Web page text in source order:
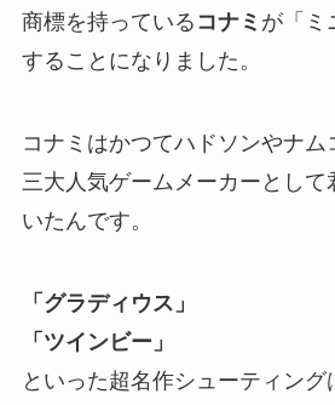
商標を持っている コナミ が「ミ
することになりました。
コナミはかつてハドソンやナム
三大人気ゲームメーカーとして
いたんです。
「グラディウス」
「ツインビー」
といった超名作シューティング